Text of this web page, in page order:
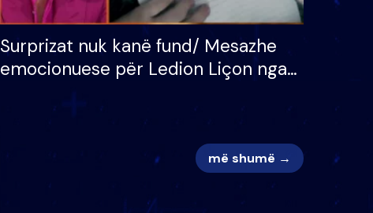
Surprizat nuk kanë fund/ Mesazhe
emocionuese për Ledion Liçon nga
më shumë →